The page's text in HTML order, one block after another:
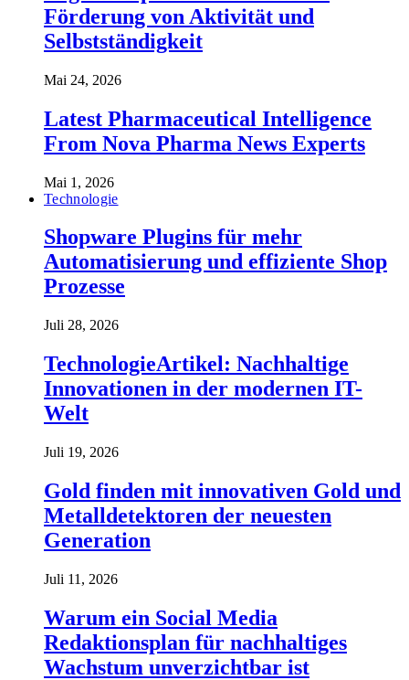
Förderung von Aktivität und
Selbstständigkeit
Mai 24, 2026
Latest Pharmaceutical Intelligence
From Nova Pharma News Experts
Mai 1, 2026
Technologie
Shopware Plugins für mehr
Automatisierung und effiziente Shop
Prozesse
Juli 28, 2026
TechnologieArtikel: Nachhaltige
Innovationen in der modernen IT-
Welt
Juli 19, 2026
Gold finden mit innovativen Gold und
Metalldetektoren der neuesten
Generation
Juli 11, 2026
Warum ein Social Media
Redaktionsplan für nachhaltiges
Wachstum unverzichtbar ist